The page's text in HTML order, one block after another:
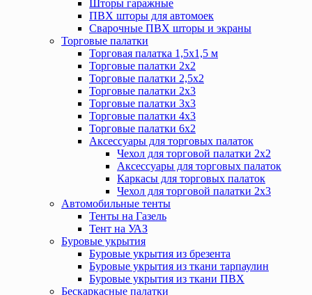
Шторы гаражные
ПВХ шторы для автомоек
Сварочные ПВХ шторы и экраны
Торговые палатки
Торговая палатка 1,5х1,5 м
Торговые палатки 2х2
Торговые палатки 2,5х2
Торговые палатки 2х3
Торговые палатки 3х3
Торговые палатки 4х3
Торговые палатки 6х2
Аксессуары для торговых палаток
Чехол для торговой палатки 2х2
Аксессуары для торговых палаток
Каркасы для торговых палаток
Чехол для торговой палатки 2х3
Автомобильные тенты
Тенты на Газель
Тент на УАЗ
Буровые укрытия
Буровые укрытия из брезента
Буровые укрытия из ткани тарпаулин
Буровые укрытия из ткани ПВХ
Бескаркасные палатки